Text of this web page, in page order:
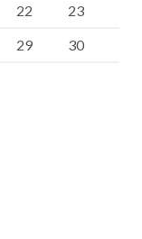
22
23
29
30